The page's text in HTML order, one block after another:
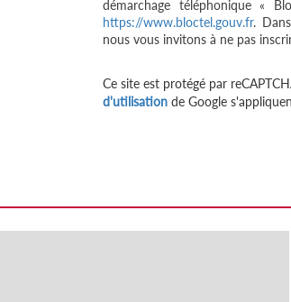
démarchage téléphonique «
https://www.bloctel.gouv.fr.
nous vous invitons à ne pas
Ce site est protégé par
d'utilisation de Google